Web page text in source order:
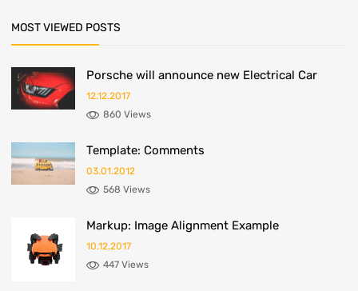
MOST VIEWED POSTS
Porsche will announce new Electrical Car
12.12.2017
860 Views
Template: Comments
03.01.2012
568 Views
Markup: Image Alignment Example
10.12.2017
447 Views